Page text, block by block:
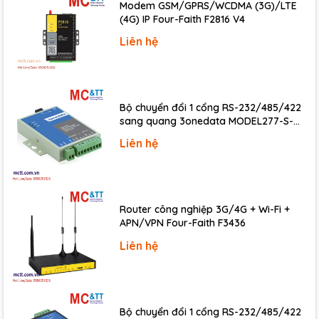
Buzzer
Rotary Switch
Reset Button
Ethernet
Ports
RJ-45 x 1, 10/100 Base-TX
Specification
USB 1.1 Client (Firmware updates only)
Connector
Mini-B
Consumption
2.5 W
Modem GSM/GPRS/WCDMA (3G)/LTE
(4G) IP Four-Faith F2816 V4
Liên hệ
Bộ chuyển đổi 1 cổng RS-232/485/422
sang quang 3onedata MODEL277-S-
20KM)
Liên hệ
Router công nghiệp 3G/4G + Wi-Fi +
APN/VPN Four-Faith F3436
Liên hệ
Bộ chuyển đổi 1 cổng RS-232/485/422